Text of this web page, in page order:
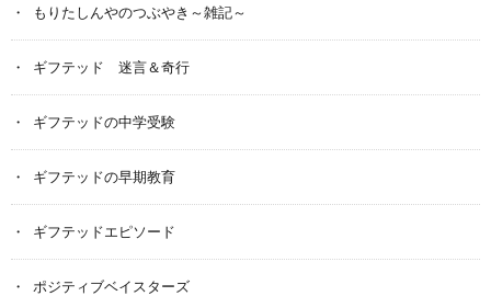
もりたしんやのつぶやき～雑記～
ギフテッド 迷言＆奇行
ギフテッドの中学受験
ギフテッドの早期教育
ギフテッドエピソード
ポジティブベイスターズ